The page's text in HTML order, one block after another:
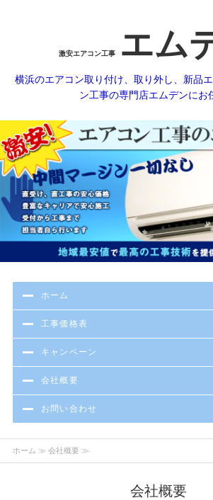
激安エアコン工事 エム
横浜のエアコン取り付け、取り外し、新品
ン工事の専門店エムデンにお
ホーム
工事価格表
キャンペーン
会社概要
お問い合わせ
ホーム ≫ 会社概要 ≫
会社概要